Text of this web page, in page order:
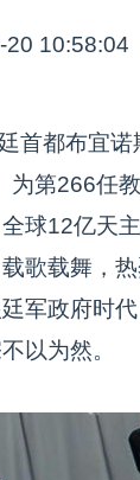
20 10:58:04
都布宜诺
为第266任
球12亿天
歌载舞，
军政府时
以为然。